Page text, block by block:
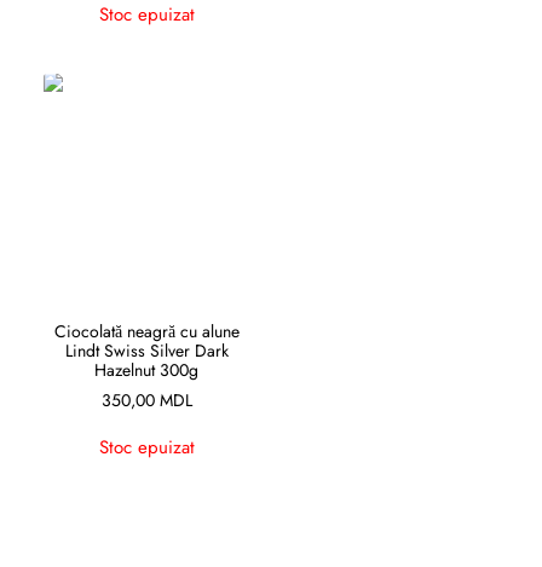
Stoc epuizat
CITEȘTE MAI MULT
Ciocolată neagră cu alune
Lindt Swiss Silver Dark
Hazelnut 300g
350,00 MDL
Stoc epuizat